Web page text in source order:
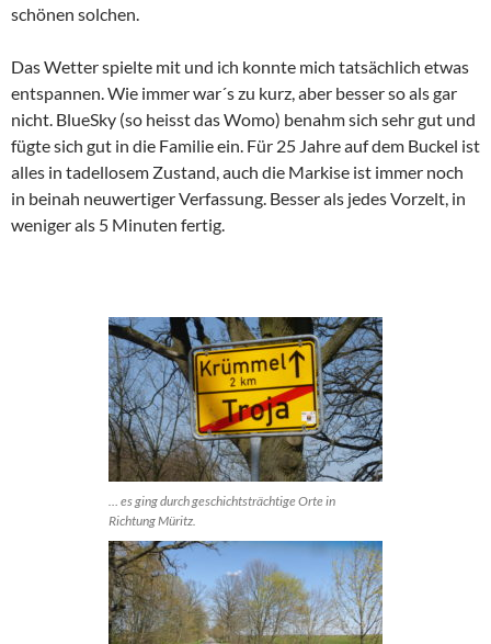
schönen solchen.
Das Wetter spielte mit und ich konnte mich tatsächlich etwas
entspannen. Wie immer war´s zu kurz, aber besser so als gar
nicht. BlueSky (so heisst das Womo) benahm sich sehr gut und
fügte sich gut in die Familie ein. Für 25 Jahre auf dem Buckel ist
alles in tadellosem Zustand, auch die Markise ist immer noch
in beinah neuwertiger Verfassung. Besser als jedes Vorzelt, in
weniger als 5 Minuten fertig.
… es ging durch geschichtsträchtige Orte in
Richtung Müritz.